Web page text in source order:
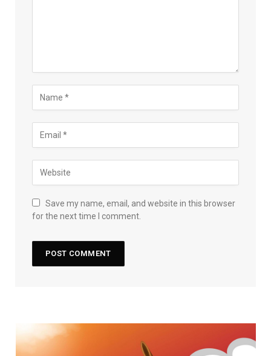
Save my name, email, and website in this browser
for the next time I comment.